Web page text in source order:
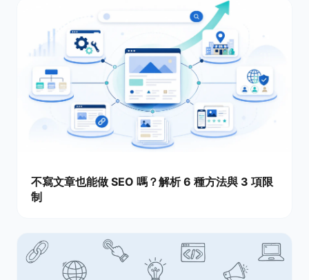
不寫文章也能做 SEO 嗎？解析 6 種方法與 3 項限
制